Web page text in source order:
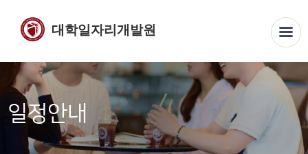
대학일자리개발원
일정안내